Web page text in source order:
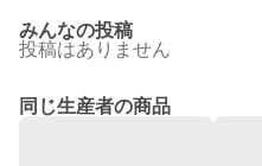
みんなの投稿
投稿はありません
同じ生産者の商品